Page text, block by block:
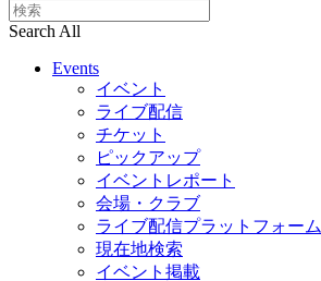
Search All
Events
イベント
ライブ配信
チケット
ピックアップ
イベントレポート
会場・クラブ
ライブ配信プラットフォーム
現在地検索
イベント掲載